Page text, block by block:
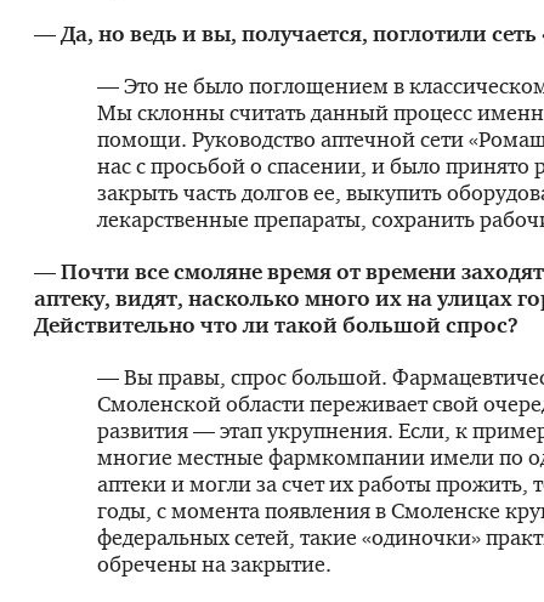
— Да, но ведь и вы, получается, поглотили
— Это не было поглощением в
Мы склонны считать данный процесс
помощи. Руководство аптечной сети
нас с просьбой о спасении, и было принято
закрыть часть долгов ее, выкупить
лекарственные препараты, сохранить
— Почти все смоляне время от времени
аптеку, видят, насколько много их на улицах
Действительно что ли такой большой спрос?
— Вы правы, спрос большой.
Смоленской области переживает свой
развития — этап укрупнения. Если, к
многие местные фармкомпании имели по
аптеки и могли за счет их работы прожить,
годы, с момента появления в Смоленске
федеральных сетей, такие «одиночки»
обречены на закрытие.